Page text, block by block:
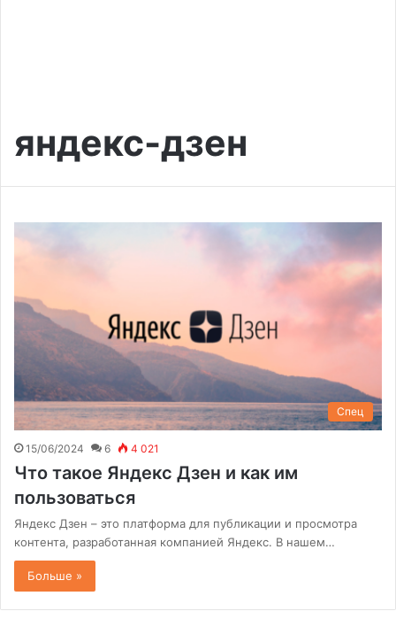
яндекс-дзен
Спец
15/06/2024 6 4 021
Что такое Яндекс Дзен и как им
пользоваться
Яндекс Дзен – это платформа для публикации и просмотра
контента, разработанная компанией Яндекс. В нашем…
Больше »